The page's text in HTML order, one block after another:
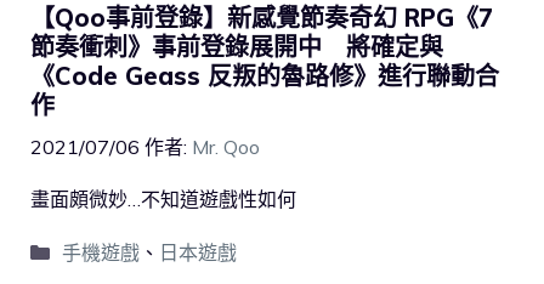
【Qoo事前登錄】新感覺節奏奇幻 RPG《7
節奏衝刺》事前登錄展開中 將確定與
《Code Geass 反叛的魯路修》進行聯動合
作
2021/07/06 作者: Mr. Qoo
畫面頗微妙…不知道遊戲性如何
手機遊戲、 日本遊戲